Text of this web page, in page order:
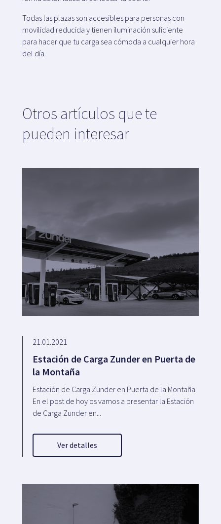
Todas las plazas son accesibles para personas con
movilidad reducida y tienen iluminación suficiente
para hacer que tu carga sea cómoda a cualquier hora
del día.
Otros artículos que te
pueden interesar
21.01.2021
Estación de Carga Zunder en Puerta de
la Montaña
Estación de Carga Zunder en Puerta de la Montaña
En el post de hoy os vamos a presentar la Estación
de Carga Zunder en...
Ver detalles